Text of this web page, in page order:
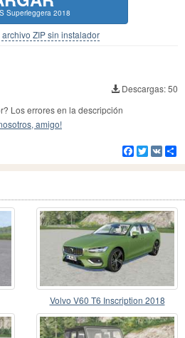
Superleggera 2018
ZIP sin instalador
Descargas: 50
Los errores en la descripción
amigo!
Facebook
Twitter
VK
Volvo V60 T6 Inscription 2018